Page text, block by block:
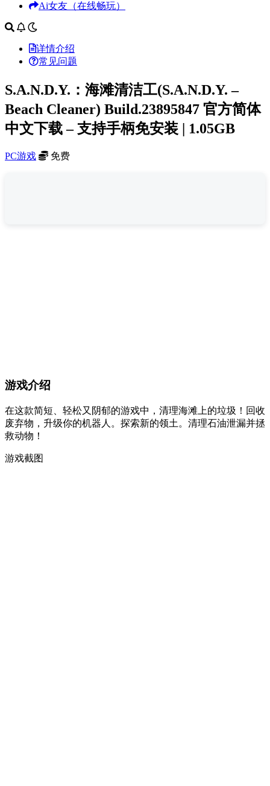
Ai女友（在线畅玩）
详情介绍
常见问题
S.A.N.D.Y.：海滩清洁工(S.A.N.D.Y. –
Beach Cleaner) Build.23895847 官方简体
中文下载 – 支持手柄免安装 | 1.05GB
PC游戏 免费
游戏介绍
在这款简短、轻松又阴郁的游戏中，清理海滩上的垃圾！回收
废弃物，升级你的机器人。探索新的领土。清理石油泄漏并拯
救动物！
游戏截图